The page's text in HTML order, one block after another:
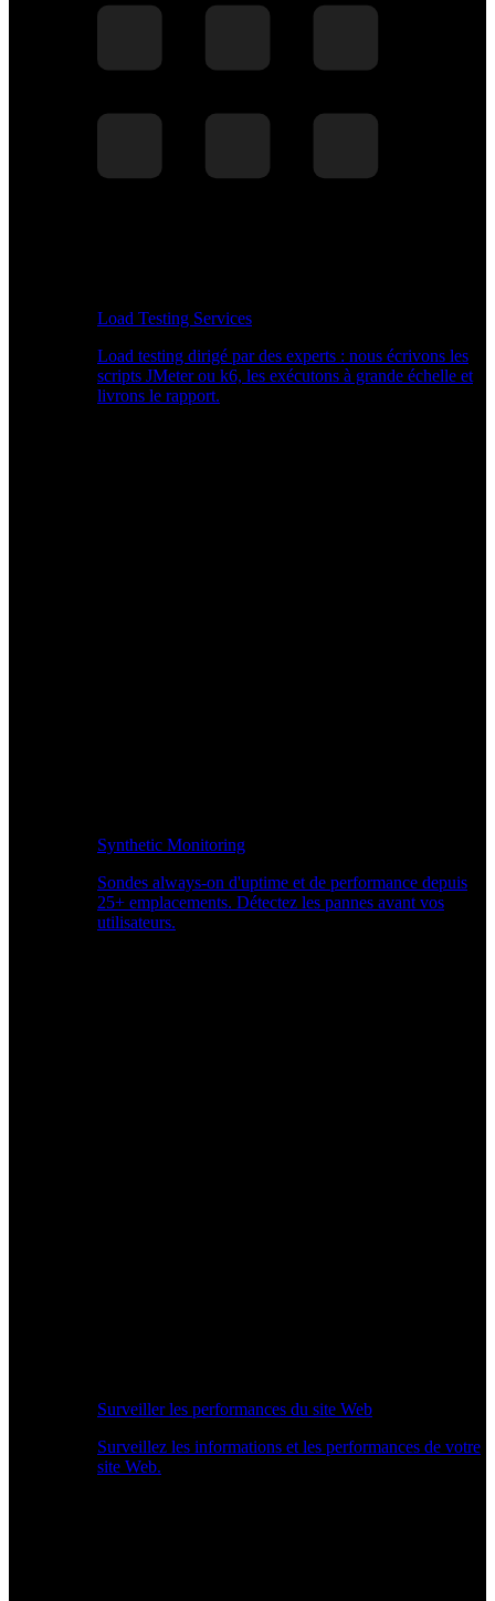
Load Testing Services
Load testing dirigé par des experts : nous écrivons les
scripts JMeter ou k6, les exécutons à grande échelle et
livrons le rapport.
Synthetic Monitoring
Sondes always-on d'uptime et de performance depuis
25+ emplacements. Détectez les pannes avant vos
utilisateurs.
Surveiller les performances du site Web
Surveillez les informations et les performances de votre
site Web.